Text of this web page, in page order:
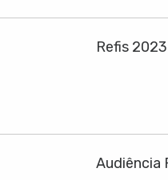
Refis
Audiência